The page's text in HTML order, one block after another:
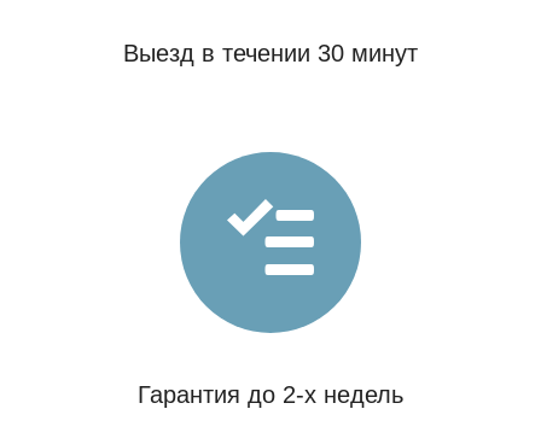
Выезд в течении 30 минут
Гарантия до 2-х недель